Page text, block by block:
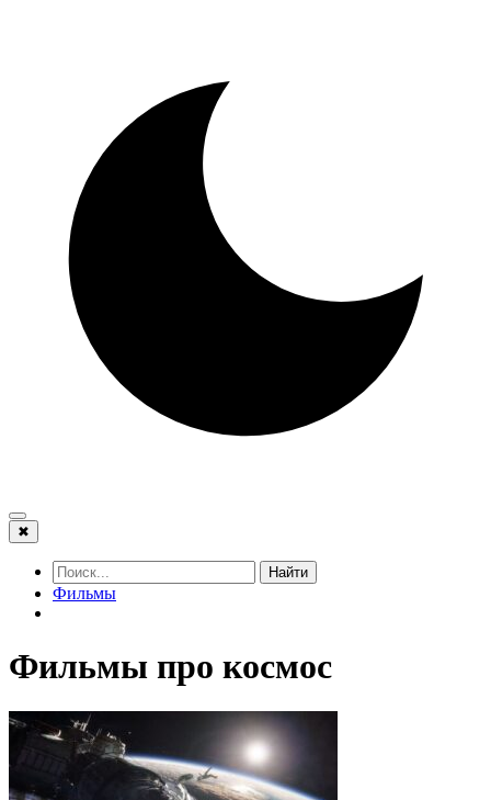
✖
Найти
Фильмы
Фильмы про космос